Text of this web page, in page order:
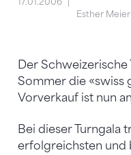
Esther Meier
Der
Sommer die «swiss
Vorverkauf ist nun
Bei dieser Turngala
erfolgreichsten und